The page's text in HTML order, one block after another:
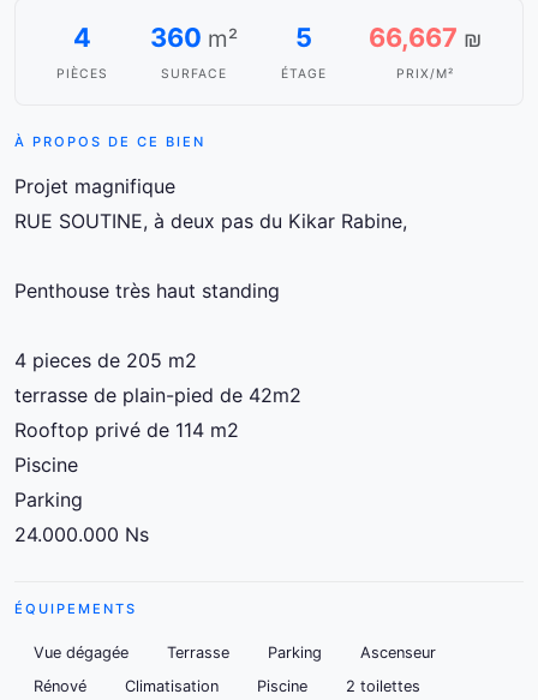
4
PIÈCES
360 m²
SURFACE
5
ÉTAGE
66,667 ₪
PRIX/M²
À PROPOS DE CE BIEN
Projet magnifique
RUE SOUTINE, à deux pas du Kikar Rabine,
Penthouse très haut standing
4 pieces de 205 m2
terrasse de plain-pied de 42m2
Rooftop privé de 114 m2
Piscine
Parking
24.000.000 Ns
ÉQUIPEMENTS
Vue dégagée Terrasse Parking
Ascenseur
Rénové
Climatisation Piscine
2 toilettes